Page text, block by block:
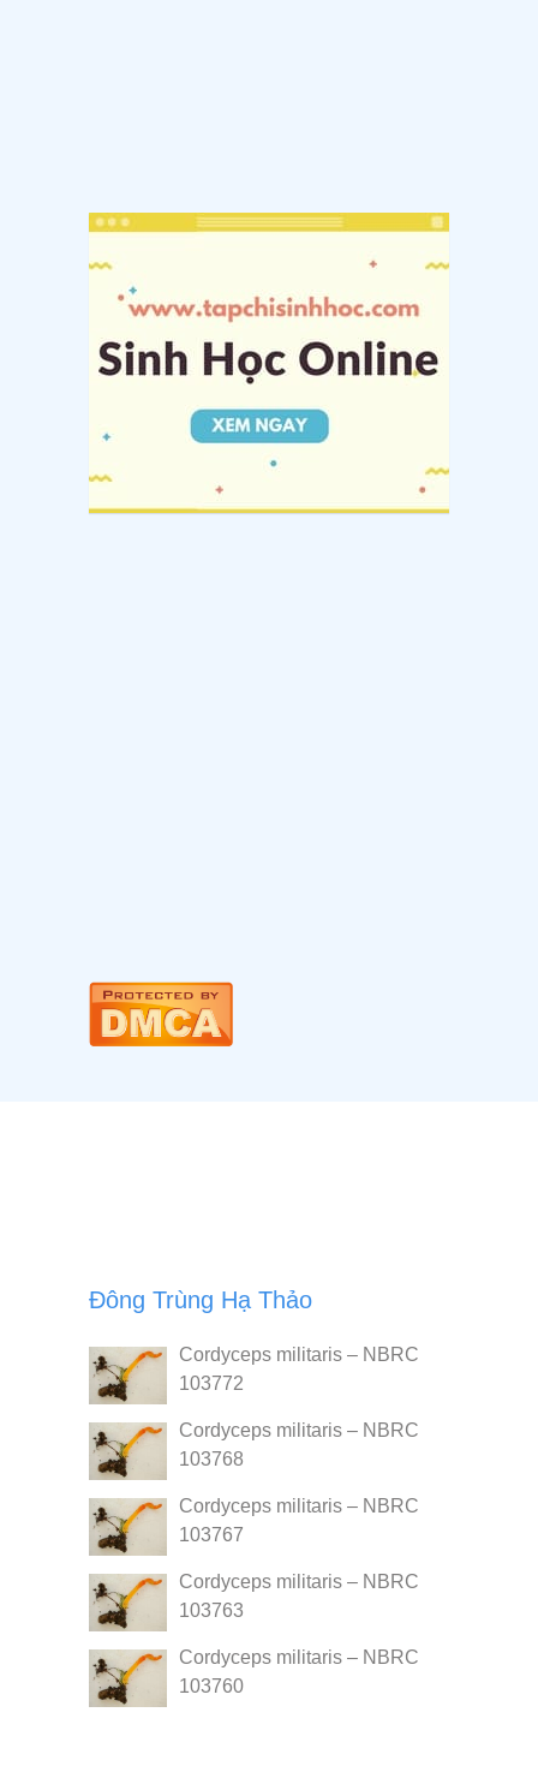
Đông Trùng Hạ Thảo
Cordyceps militaris – NBRC
103772
Cordyceps militaris – NBRC
103768
Cordyceps militaris – NBRC
103767
Cordyceps militaris – NBRC
103763
Cordyceps militaris – NBRC
103760